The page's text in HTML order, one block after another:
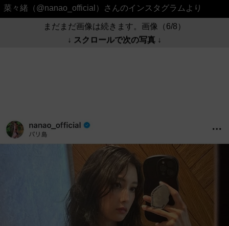
菜々緒（@nanao_official）さんのインスタグラムより
まだまだ画像は続きます。画像（6/8）
↓ スクロールで次の写真 ↓